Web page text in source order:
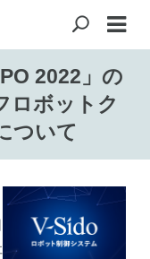
2022」の
ロボットク
ついて